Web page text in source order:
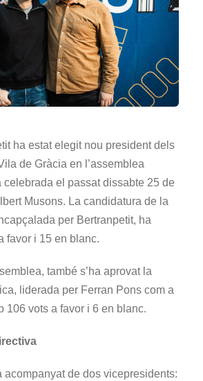
ha estat elegit nou president dels
de Gràcia en l’assemblea
el passat dissabte 25 de
Musons. La candidatura de la
per Bertranpetit, ha
favor i 15 en blanc.
també s’ha aprovat la
liderada per Ferran Pons com a
106 vots a favor i 6 en blanc.
acompanyat de dos vicepresidents: